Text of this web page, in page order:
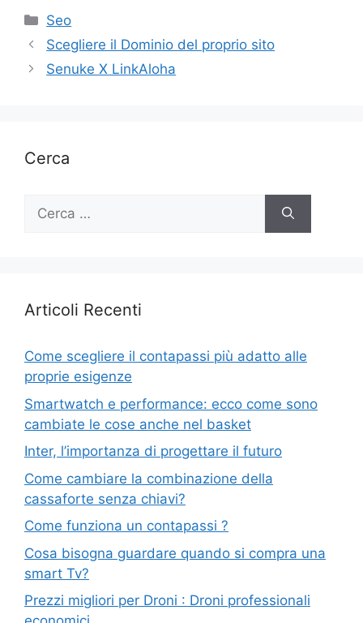
Categorie
Seo
Scegliere il Dominio del proprio sito
Senuke X LinkAloha
Cerca
Ricerca
Articoli Recenti
Come scegliere il contapassi più adatto alle
proprie esigenze
Smartwatch e performance: ecco come sono
cambiate le cose anche nel basket
Inter, l’importanza di progettare il futuro
Come cambiare la combinazione della
cassaforte senza chiavi?
Come funziona un contapassi ?
Cosa bisogna guardare quando si compra una
smart Tv?
Prezzi migliori per Droni : Droni professionali